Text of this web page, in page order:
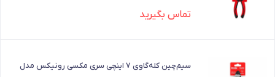
تماس بگیرید
سیم‌چین کله‌گاوی 7 اینچی سری مکسی رونیکس مدل